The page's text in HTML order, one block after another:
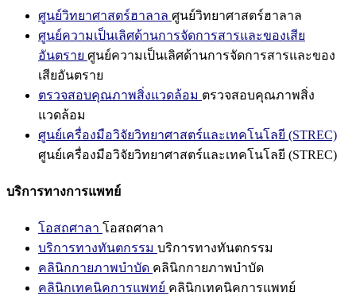
ศูนย์วิทยาศาสตร์ฮาลาล ศูนย์วิทยาศาสตร์ฮาลาล
ศูนย์ความเป็นเลิศด้านการจัดการสารและของเสีย
อันตราย ศูนย์ความเป็นเลิศด้านการจัดการสารและของ
เสียอันตราย
ตรวจสอบคุณภาพสิ่งแวดล้อม ตรวจสอบคุณภาพสิ่ง
แวดล้อม
ศูนย์เครื่องมือวิจัยวิทยาศาสตร์และเทคโนโลยี (STREC)
ศูนย์เครื่องมือวิจัยวิทยาศาสตร์และเทคโนโลยี (STREC)
บริการทางการแพทย์
โอสถศาลา โอสถศาลา
บริการทางทันตกรรม บริการทางทันตกรรม
คลินิกกายภาพบำบัด คลินิกกายภาพบำบัด
คลินิกเทคนิคการแพทย์ คลินิกเทคนิคการแพทย์